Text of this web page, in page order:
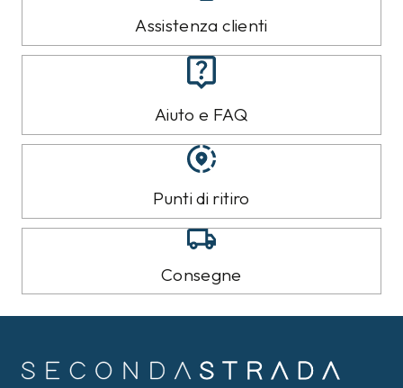
Assistenza clienti
Aiuto e FAQ
Punti di ritiro
Consegne